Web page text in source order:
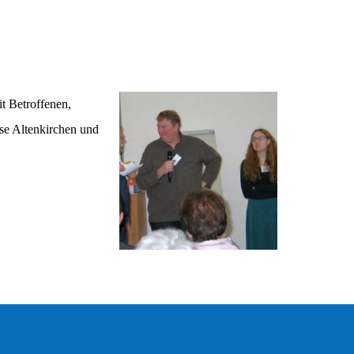
Betroffenen,
Altenkirchen und